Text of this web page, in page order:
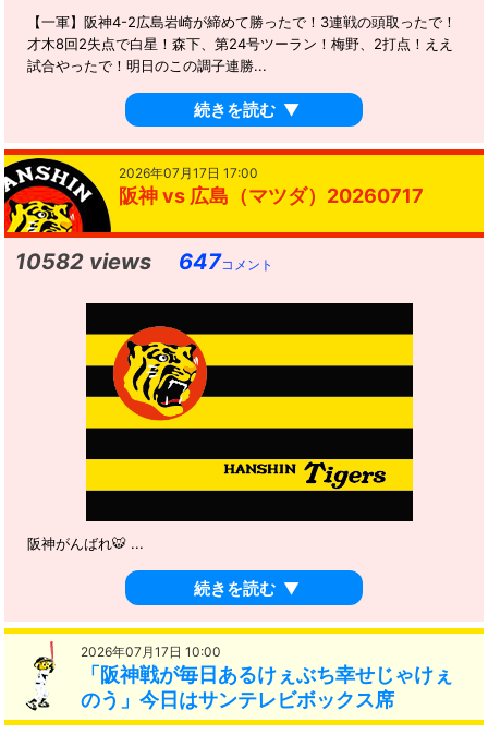
【一軍】阪神4-2広島岩崎が締めて勝ったで！3連戦の頭取ったで！
才木8回2失点で白星！森下、第24号ツーラン！梅野、2打点！ええ
試合やったで！明日のこの調子連勝...
続きを読む ▼
2026年07月17日 17:00
阪神 vs 広島（マツダ）20260717
10582 views 647コメント
阪神がんばれ🐯 ...
続きを読む ▼
2026年07月17日 10:00
「阪神戦が毎日あるけぇぶち幸せじゃけぇ
のう」今日はサンテレビボックス席